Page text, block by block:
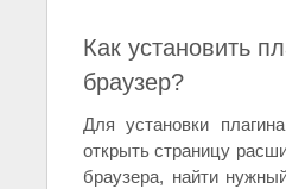
Как установить
браузер?
Для установки
открыть страницу
браузера, найти